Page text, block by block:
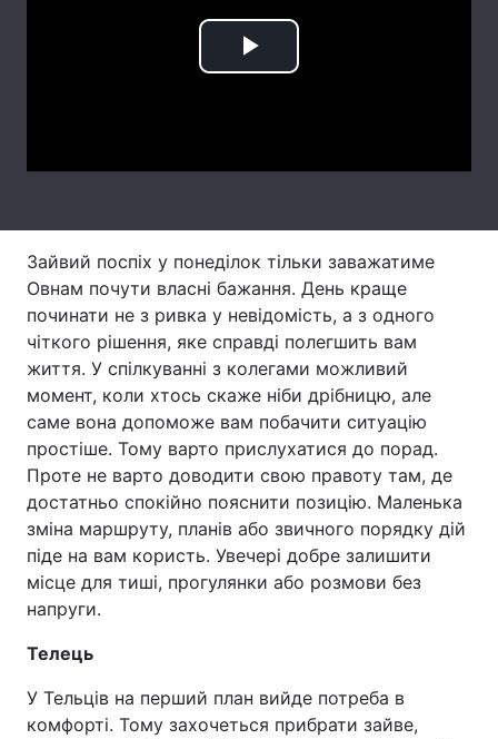
Play
Зайвий поспіх у понеділок тільки заважатиме
Овнам почути власні бажання. День краще
починати не з ривка у невідомість, а з одного
чіткого рішення, яке справді полегшить вам
життя. У спілкуванні з колегами можливий
момент, коли хтось скаже ніби дрібницю, але
саме вона допоможе вам побачити ситуацію
простіше. Тому варто прислухатися до порад.
Проте не варто доводити свою правоту там, де
достатньо спокійно пояснити позицію. Маленька
зміна маршруту, планів або звичного порядку дій
піде на вам користь. Увечері добре залишити
місце для тиші, прогулянки або розмови без
напруги.
Телець
У Тельців на перший план вийде потреба в
комфорті. Тому захочеться прибрати зайве,